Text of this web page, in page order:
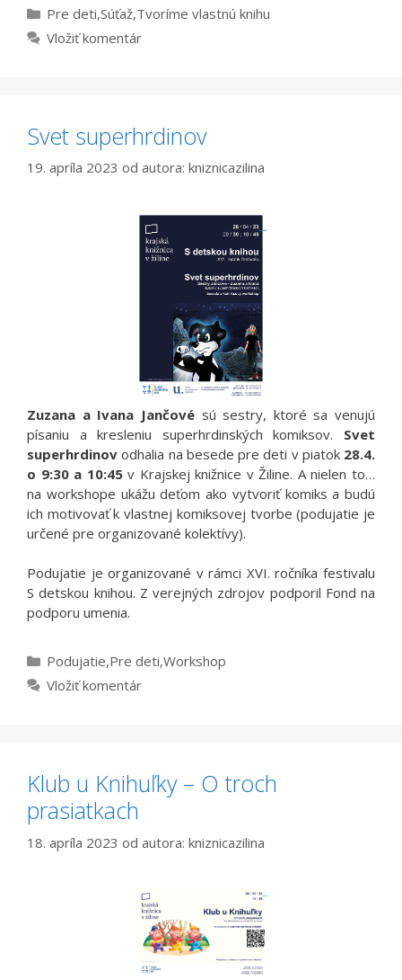
Kategórie
Pre deti,Súťaž,Tvoríme vlastnú knihu
Vložiť komentár
Svet superhrdinov
19. apríla 2023 od autora: kniznicazilina
Zuzana a Ivana Jančovésú sestry, ktoré sa venujú
písaniu a kresleniu superhrdinských komiksov. Svet
superhrdinov odhalia na besede pre deti v piatok28.4.
o 9:30 a 10:45v Krajskej knižnice v Žiline. A nielen to…
na workshope ukážu deťom ako vytvoriť komiks a budú
ich motivovať k vlastnej komiksovej tvorbe (podujatie je
určené pre organizované kolektívy).
Podujatie je organizované v rámci XVI. ročníka festivalu
S detskou knihou. Z verejných zdrojov podporil Fond na
podporu umenia.
Kategórie
Podujatie,Pre deti,Workshop
Vložiť komentár
Klub u Knihuľky – O troch
prasiatkach
18. apríla 2023 od autora: kniznicazilina